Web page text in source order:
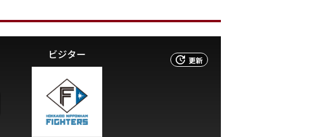
更新
ビジター